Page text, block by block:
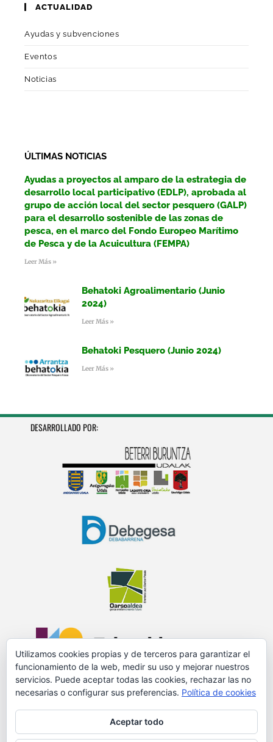
ACTUALIDAD
Ayudas y subvenciones
Eventos
Noticias
ÚLTIMAS NOTICIAS
Ayudas a proyectos al amparo de la estrategia de
desarrollo local participativo (EDLP), aprobada al
grupo de acción local del sector pesquero (GALP)
para el desarrollo sostenible de las zonas de
pesca, en el marco del Fondo Europeo Marítimo
de Pesca y de la Acuicultura (FEMPA)
Leer Más »
Behatoki Agroalimentario (Junio
2024)
Leer Más »
Behatoki Pesquero (Junio 2024)
Leer Más »
DESARROLLADO POR:
PROMOVIDO Y FINANCIADO POR:
Utilizamos cookies propias y de terceros para garantizar el
funcionamiento de la web, medir su uso y mejorar nuestros
servicios. Puede aceptar todas las cookies, rechazar las no
necesarias o configurar sus preferencias. Política de cookies
Aceptar todo